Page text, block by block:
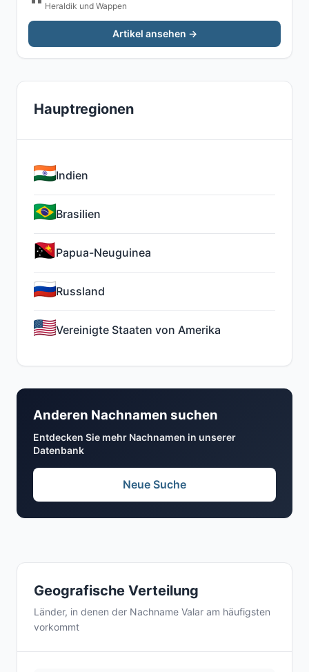
Geografische Verteilung
Länder, in denen der Nachname Valar am häufigsten
vorkommt
Heraldik und Wappen
Artikel ansehen →
Hauptregionen
Indien
Brasilien
Papua-Neuguinea
Russland
Vereinigte Staaten von Amerika
Anderen Nachnamen suchen
Entdecken Sie mehr Nachnamen in unserer
Datenbank
Neue Suche